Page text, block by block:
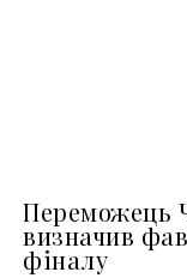
Переможець
визначив
фіналу